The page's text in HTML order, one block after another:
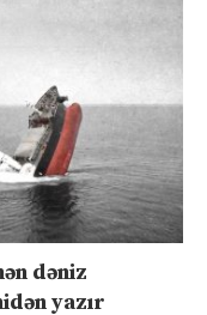
dəniz
yazır